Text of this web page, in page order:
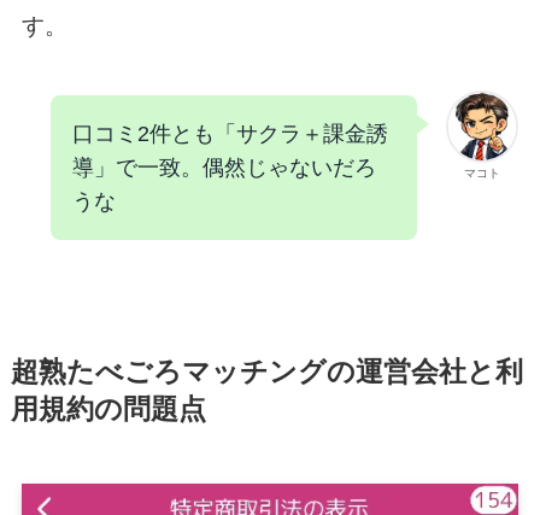
す。
マコト
口コミ2件とも「サクラ＋課金誘
導」で一致。偶然じゃないだろ
うな
超熟たべごろマッチングの運営会社と利
用規約の問題点